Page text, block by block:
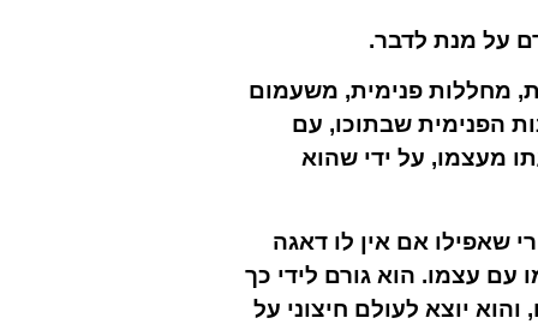
על מנת לדבר.
מחללות פנימית, משעמום
הפנימית שבתוכו, עם
מעצמו, על ידי שהוא
שאפילו אם אין לו דאגה
עם עצמו. הוא גורם לידי כך
יוצא לעולם חיצוני על